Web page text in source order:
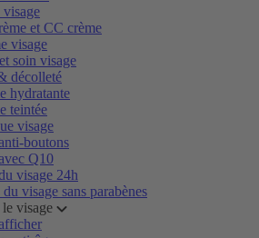
et CC crème
visage
soin visage
décolleté
hydratante
teintée
visage
boutons
Q10
visage 24h
du visage sans parabènes
visage